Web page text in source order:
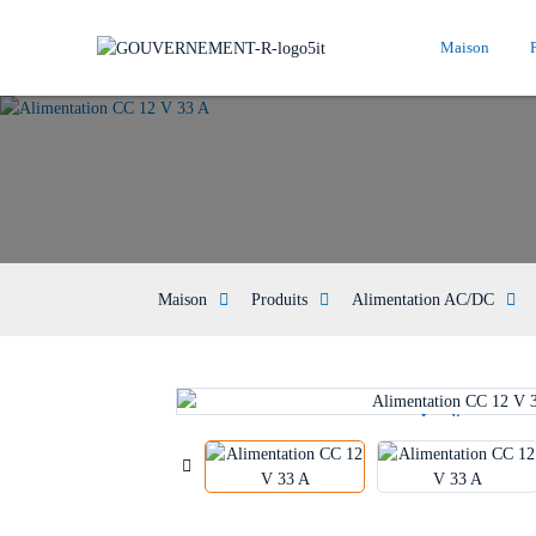
Maison
Maison Produits Alimentation AC/DC
Loading...
Loading...